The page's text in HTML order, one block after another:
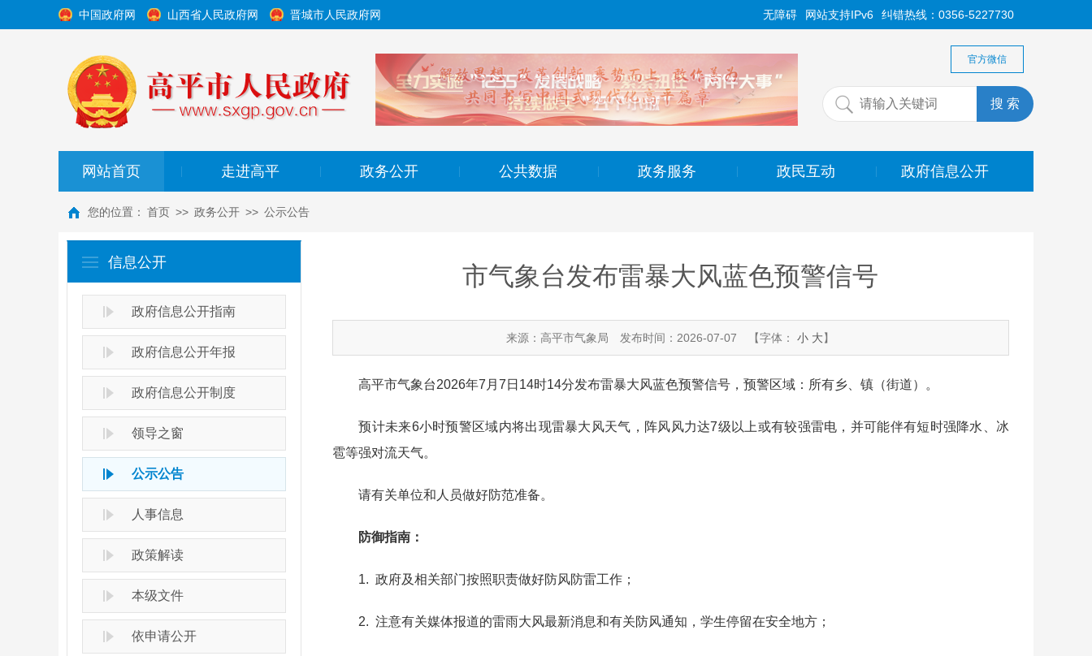
中国政府网 山西省人民政府网 晋城市人民政府网 纠错热线：0356-5227730
网站支持IPv6
无障碍
官方微信
网站首页 走进高平 政务公开 公共数据 政务服务 政民互动 政府信息公开
您的位置： 首页 >> 政务公开 >> 公示公告
信息公开
政府信息公开指南
政府信息公开年报
政府信息公开制度
领导之窗
公示公告
人事信息
政策解读
本级文件
依申请公开
市气象台发布雷暴大风蓝色预警信号
来源：高平市气象局 发布时间：2026-07-07 【字体：小 大】
高平市气象台2026年7月7日14时14分发布雷暴大风蓝色预警信号，预警区域：所有乡、镇（街道）。
预计未来6小时预警区域内将出现雷暴大风天气，阵风风力达7级以上或有较强雷电，并可能伴有短时强降水、冰
雹等强对流天气。
请有关单位和人员做好防范准备。
防御指南：
1. 政府及相关部门按照职责做好防风防雷工作；
2. 注意有关媒体报道的雷雨大风最新消息和有关防风通知，学生停留在安全地方；